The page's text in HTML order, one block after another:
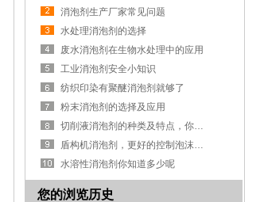
消泡剂生产厂家常见问题
水处理消泡剂的选择
废水消泡剂在生物水处理中的应用
工业消泡剂安全小知识
纺织印染有聚醚消泡剂就够了
粉末消泡剂的选择及应用
切削液消泡剂的种类及特点，你知道吗？
盾构机消泡剂，更好的控制泡沫系统
水溶性消泡剂你知道多少呢
您的浏览历史